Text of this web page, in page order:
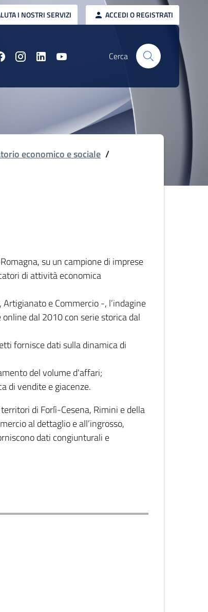
I NOSTRI SERVIZI ACCEDI O REGISTRATI
Cerca
economico e sociale /
su un campione di imprese
di attività economica
e Commercio -, l’indagine
dal 2010 con serie storica dal
fornisce dati sulla dinamica di
del volume d'affari;
di vendite e giacenze.
di Forlì-Cesena, Rimini e della
al dettaglio e all’ingrosso,
dati congiunturali e